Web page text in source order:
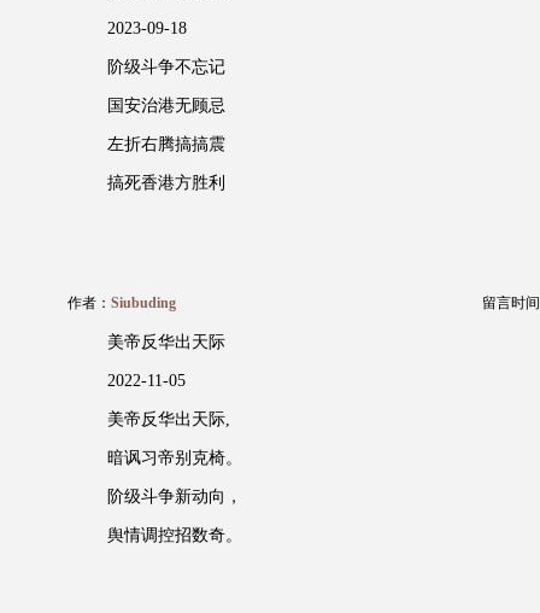
2023-09-18
阶级斗争不忘记
国安治港无顾忌
左折右腾搞搞震
搞死香港方胜利
作者： Siubuding 留言时
美帝反华出天际
2022-11-05
美帝反华出天际,
暗讽习帝别克椅。
阶级斗争新动向，
舆情调控招数奇。